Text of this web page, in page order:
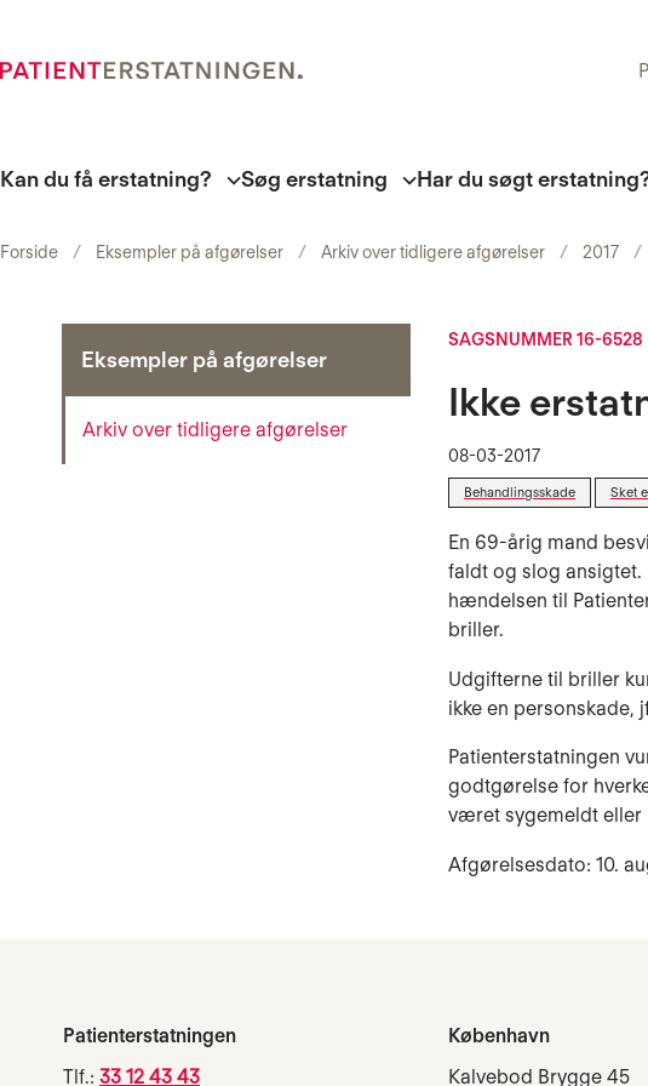
Kan du få erstatning? Søg erstatning Har du søgt
Forside Eksempler på afgørelser Arkiv over tidligere afgørelser 2017
Eksempler på afgørelser
Arkiv over tidligere afgørelser
SAGSNUMMER 16-6528
Ikke
08-03-2017
Behandlingsskade Sket
En 69-årig mand
faldt og slog ansigtet.
hændelsen til
briller.
Udgifterne til briller
ikke en personskade,
Patienterstatningen
godtgørelse for
været sygemeldt eller
Afgørelsesdato: 10.
Patienterstatningen
Tlf.: 33 12 43 43
København
Kalvebod Brygge 45